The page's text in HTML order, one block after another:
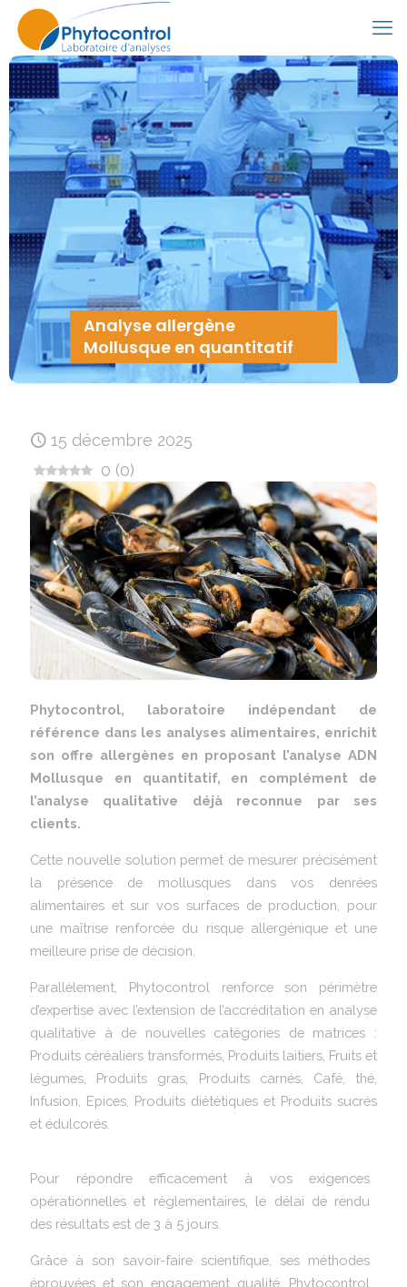
Analyse allergène
Mollusque en quantitatif
15 décembre 2025
0 (0)
Phytocontrol, laboratoire indépendant de
référence dans les analyses alimentaires, enrichit
son offre allergènes en proposant l’analyse ADN
Mollusque en quantitatif, en complément de
l’analyse qualitative déjà reconnue par ses
clients.
Cette nouvelle solution permet de mesurer précisément
la présence de mollusques dans vos denrées
alimentaires et sur vos surfaces de production, pour
une maîtrise renforcée du risque allergénique et une
meilleure prise de décision.
Parallèlement, Phytocontrol renforce son périmètre
d’expertise avec l’extension de l’accréditation en analyse
qualitative à de nouvelles catégories de matrices :
Produits céréaliers transformés, Produits laitiers, Fruits et
légumes, Produits gras, Produits carnés, Café, thé,
Infusion, Epices, Produits diététiques et Produits sucrés
et édulcorés.
Pour répondre efficacement à vos exigences
opérationnelles et réglementaires, le délai de rendu
des résultats est de 3 à 5 jours.
Grâce à son savoir-faire scientifique, ses méthodes
éprouvées et son engagement qualité, Phytocontrol